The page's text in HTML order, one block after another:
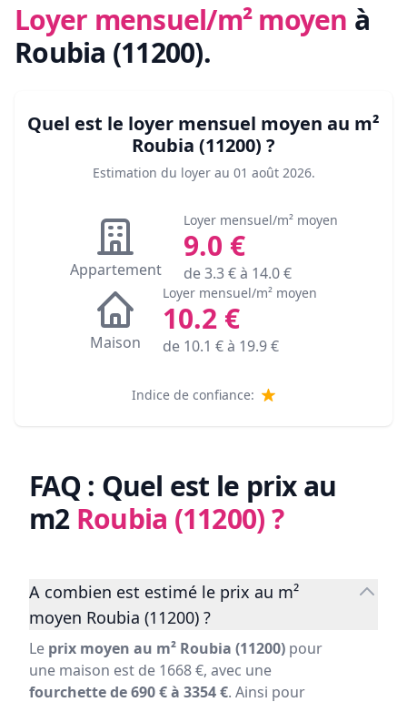
Loyer mensuel/m² moyen à
Roubia (11200).
Quel est le loyer mensuel moyen au m²
Roubia (11200) ?
Estimation du loyer au 01 août 2026.
Appartement
Loyer mensuel/m² moyen
9.0 €
de3.3€ à 14.0€
Maison
Loyer mensuel/m² moyen
10.2 €
de 10.1 € à 19.9€
Indice de confiance:
FAQ : Quel est le prix au
m2 Roubia (11200)?
A combien est estimé le prix au m²
moyen Roubia (11200) ?
Le prix moyen au m² Roubia (11200) pour
une maison est de 1668 €, avec une
fourchette de 690 € à 3354 €. Ainsi pour